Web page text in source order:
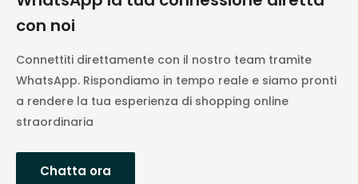
con noi
Connettiti direttamente con il nostro team tramite
WhatsApp. Rispondiamo in tempo reale e siamo pronti
a rendere la tua esperienza di shopping online
straordinaria
Chatta ora